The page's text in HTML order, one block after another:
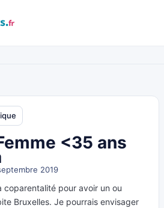
<35 ans
2019
coparentalité pour avoir un ou
Bruxelles. Je pourrais envisager